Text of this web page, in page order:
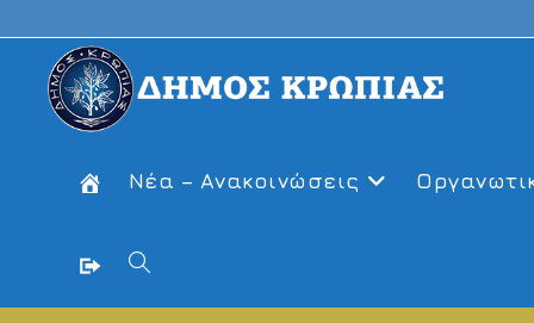
to
content
Νέα – Ανακοινώσεις
Toggle